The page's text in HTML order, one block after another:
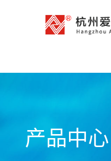
产品中心